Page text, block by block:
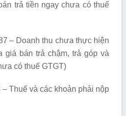
trả tiền ngay chưa có thuế
thu chưa thực hiện
giá bán trả chậm, trả góp và
có thuế GTGT)
và các khoản phải nộp